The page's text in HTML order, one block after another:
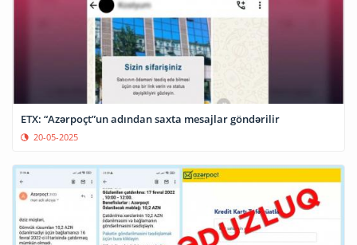
ETX: “Azərpoçt”un adından saxta mesajlar göndərilir
20-05-2025